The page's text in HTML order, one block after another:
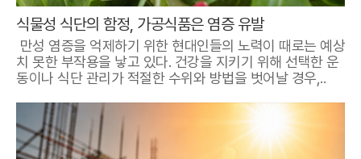
식물성 식단의 함정, 가공식품은 염증 유발
만성 염증을 억제하기 위한 현대인들의 노력이 때로는 예상
치 못한 부작용을 낳고 있다. 건강을 지키기 위해 선택한 운
동이나 식단 관리가 적절한 수위와 방법을 벗어날 경우,..